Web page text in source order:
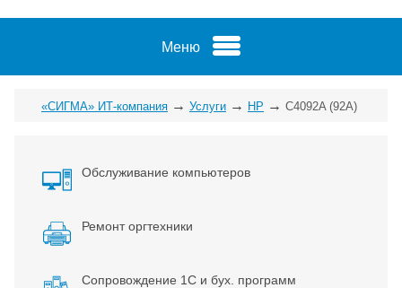
Меню
«СИГМА» ИТ-компания → Услуги → HP → C4092A (92A)
Обслуживание компьютеров
Ремонт оргтехники
Сопровождение 1С и бух. программ